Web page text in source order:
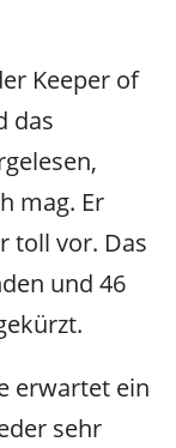
Keeper of
das
mag. Er
toll vor. Das
und 46
erwartet ein
sehr